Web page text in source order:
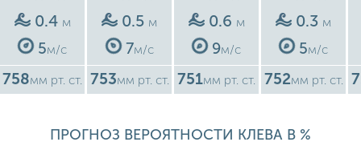
0.4 м
5м/с
758мм рт. ст.
0.5 м
7м/с
753мм рт. ст.
0.6 м
9м/с
751мм рт. ст.
0.3 м
5м/с
752мм рт. ст.
ПРОГНОЗ ВЕРОЯТНОСТИ КЛЕВА В %